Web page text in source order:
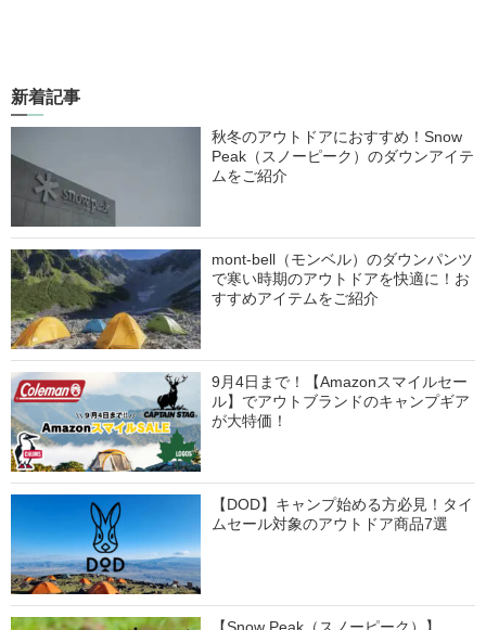
新着記事
秋冬のアウトドアにおすすめ！Snow
Peak（スノーピーク）のダウンアイテ
ムをご紹介
mont-bell（モンベル）のダウンパンツ
で寒い時期のアウトドアを快適に！お
すすめアイテムをご紹介
9月4日まで！【Amazonスマイルセー
ル】でアウトブランドのキャンプギア
が大特価！
【DOD】キャンプ始める方必見！タイ
ムセール対象のアウトドア商品7選